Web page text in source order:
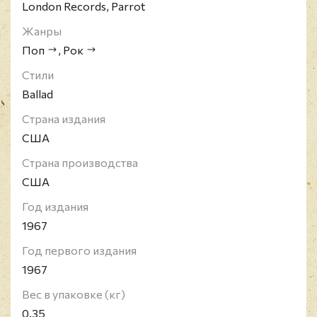
London Records, Parrot
Жанры
Поп
, Рок
Стили
Ballad
Страна издания
США
Страна производства
США
Год издания
1967
Год первого издания
1967
Вес в упаковке (кг)
0.35